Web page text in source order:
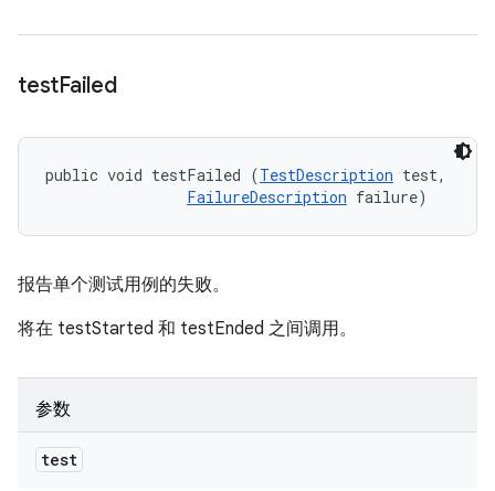
testFailed
public void testFailed (TestDescription test,
FailureDescription failure)
报告单个测试用例的失败。
将在 testStarted 和 testEnded 之间调用。
参数
test